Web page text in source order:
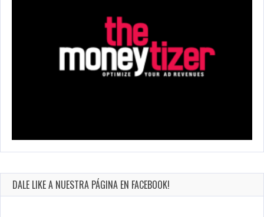
DALE LIKE A NUESTRA PÁGINA EN FACEBOOK!